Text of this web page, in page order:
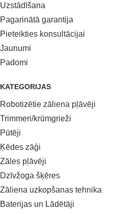
KATEGORIJAS
Robotizētie zāliena pļāvēji
Trimmeri/krūmgrieži
Pūtēji
Ķēdes zāģi
Zāles pļāvēji
Dzīvžoga šķēres
Zāliena uzkopšanas tehnika
Baterijas un Lādētāji
Uzstādīšana
Pagarinātā garantija
Pieteikties konsultācijai
Jaunumi
Padomi